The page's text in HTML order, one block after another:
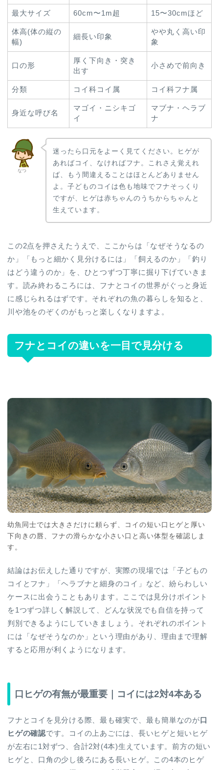
最大サイズ 60cm〜1m超 15〜30cmほど
体高(体の縦の
幅)
細長い印象
やや丸く高い印
象
口の形
厚く下向き・突き
出す
小さめで前向き
分類 コイ科コイ属 コイ科フナ属
身近な呼び名
マゴイ・ニシキゴ
イ
マブナ・ヘラブ
ナ
なつ
迷ったら口元をよーく見てください。ヒゲが
あればコイ、なければフナ。これさえ覚えれ
ば、もう間違えることはほとんどありません
よ。子どものコイは色も地味でフナそっくり
ですが、ヒゲは赤ちゃんのうちからちゃんと
生えています。
この2点を押さえたうえで、ここからは「なぜそうなるの
か」「もっと細かく見分けるには」「飼えるのか」「釣り
はどう違うのか」を、ひとつずつ丁寧に掘り下げていきま
す。読み終わるころには、フナとコイの世界がぐっと身近
に感じられるはずです。それぞれの魚の暮らしを知ると、
川や池をのぞくのがもっと楽しくなりますよ。
フナとコイの違いを一目で見分ける
幼魚同士では大きさだけに頼らず、コイの短い口ヒゲと厚い
下向きの唇、フナの滑らかな小さい口と高い体型を確認しま
す。
結論はお伝えした通りですが、実際の現場では「子どもの
コイとフナ」「ヘラブナと細身のコイ」など、紛らわしい
ケースに出会うこともあります。ここでは見分けポイント
を1つずつ詳しく解説して、どんな状況でも自信を持って
判別できるようにしていきましょう。それぞれのポイント
には「なぜそうなのか」という理由があり、理由まで理解
すると応用が利くようになります。
口ヒゲの有無が最重要｜コイには2対4本ある
フナとコイを見分ける際、最も確実で、最も簡単なのが 口
ヒゲの確認です。コイの上あごには、長いヒゲと短いヒゲ
が左右に1対ずつ、合計2対(4本)生えています。前方の短い
ヒゲと、口角の少し後ろにある長いヒゲ。この4本のヒゲ